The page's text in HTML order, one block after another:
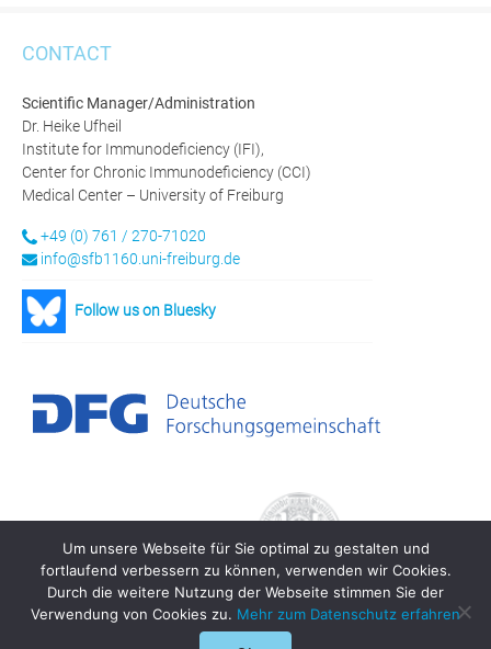
CONTACT
Scientific Manager/Administration
Dr. Heike Ufheil
Institute for Immunodeficiency (IFI),
Center for Chronic Immunodeficiency (CCI)
Medical Center – University of Freiburg
+49 (0) 761 / 270-71020
info@sfb1160.uni-freiburg.de
Follow us on Bluesky
© 2021 SFB 1160 - IMPATH
Um unsere Webseite für Sie optimal zu gestalten und
fortlaufend verbessern zu können, verwenden wir Cookies.
Durch die weitere Nutzung der Webseite stimmen Sie der
Verwendung von Cookies zu. Mehr zum Datenschutz erfahren